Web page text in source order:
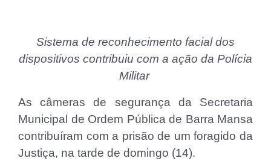
Sistema de reconhecimento facial dos
dispositivos contribuiu com a ação da Polícia
Militar
As câmeras de segurança da Secretaria
Municipal de Ordem Pública de Barra Mansa
contribuíram com a prisão de um foragido da
Justiça, na tarde de domingo (14).